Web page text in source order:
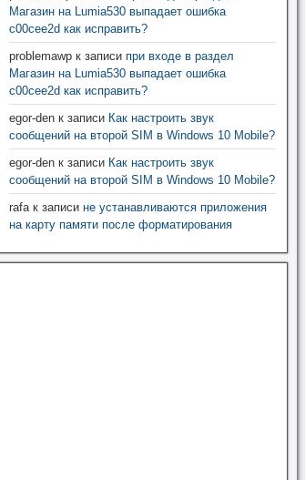
Магазин на Lumia530 выпадает ошибка
c00cee2d как исправить?
problemawpк записи при входе в раздел
Магазин на Lumia530 выпадает ошибка
c00cee2d как исправить?
egor-denк записи Как настроить звук
сообщений на второй SIM в Windows 10 Mobile?
egor-denк записи Как настроить звук
сообщений на второй SIM в Windows 10 Mobile?
rafaк записи не устанавливаются приложения
на карту памяти после форматирования